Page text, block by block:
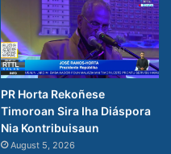
PR Horta Rekoñese
Timoroan Sira Iha Diáspora
Nia Kontribuisaun
August 5, 2026